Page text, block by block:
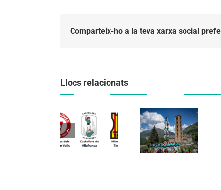
Comparteix-ho a la teva xarxa social
Llocs relacionats
Els
Vilafranca
unieixen
tradició i
patrimoni
en un
Castellers
Vilafranca
organitzen
la segona
edició de
Festa
Canalla, un